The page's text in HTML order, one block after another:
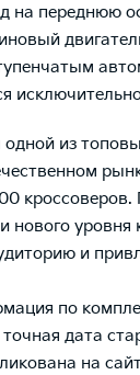
на переднюю
одной из
нового
и
по
дата
на